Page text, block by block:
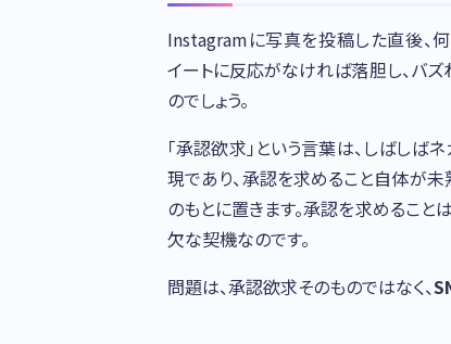
Instagramに写真を投稿した直後、
イートに反応がなければ落胆し、バズ
のでしょう。
「承認欲求」という言葉は、しばしば
現であり、承認を求めること自体が未
のもとに置きます。承認を求めるこ
欠な契機なのです。
問題は、承認欲求そのものではなく、